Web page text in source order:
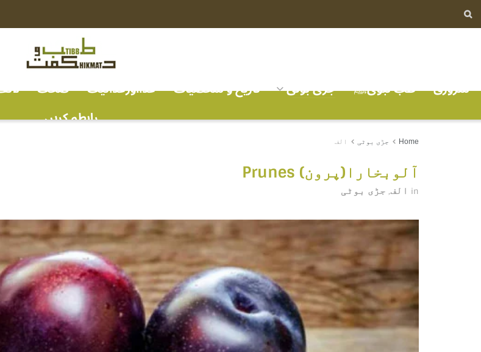
سرورق طب نبویﷺ جڑی بوٹی تاریخ و شخصیات غذااورغذائیت صحت
رابطہ کریں
Home جڑی بوٹی الف
آلوبخارا(پرون) Prunes
in الف, جڑی بوٹی